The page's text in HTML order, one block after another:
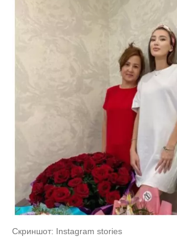
Скриншот: Instagram stories